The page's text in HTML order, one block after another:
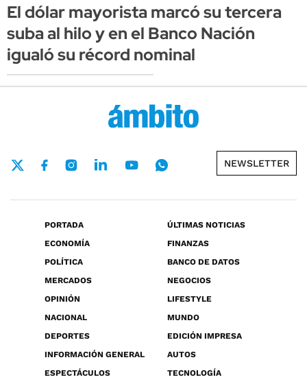
El dólar mayorista marcó su tercera
suba al hilo y en el Banco Nación
igualó su récord nominal
NEWSLETTER
PORTADA
ÚLTIMAS NOTICIAS
ECONOMÍA
FINANZAS
POLÍTICA
BANCO DE DATOS
MERCADOS
NEGOCIOS
OPINIÓN
LIFESTYLE
NACIONAL
MUNDO
DEPORTES
EDICIÓN IMPRESA
INFORMACIÓN GENERAL
AUTOS
ESPECTÁCULOS
TECNOLOGÍA